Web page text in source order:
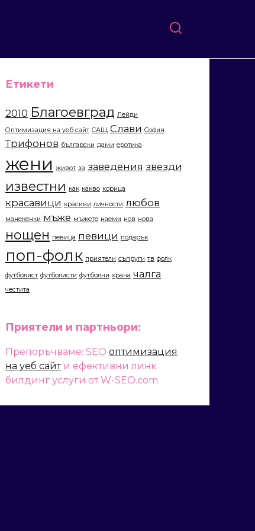
Етикети
2010 Благоевград Лейди
Оптимизация на уеб сайт САЩ Слави София
Трифонов български дами еротика
жени живот за заведения звезди
известни как какво корица
красавици красиви личности любов
манекенки мъже мъжете наеми нов нова
нощен певица певици подарък
поп-фолк приятели съпруги тв фолк
футболист футболисти футболни храна чалга
честита
Приятели и партньори:
Препоръчваме: SEO оптимизация
на уеб сайти ефективни линк
билдинг услуги от W-SEO.com